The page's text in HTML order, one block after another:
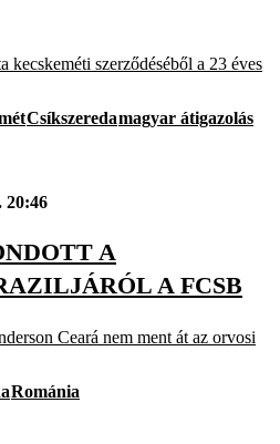
szerződéséből a 23 éves
Csíkszeredamagyar átigazolás
20:46
A
A FCSB
Ceará nem ment át az orvosi
Románia